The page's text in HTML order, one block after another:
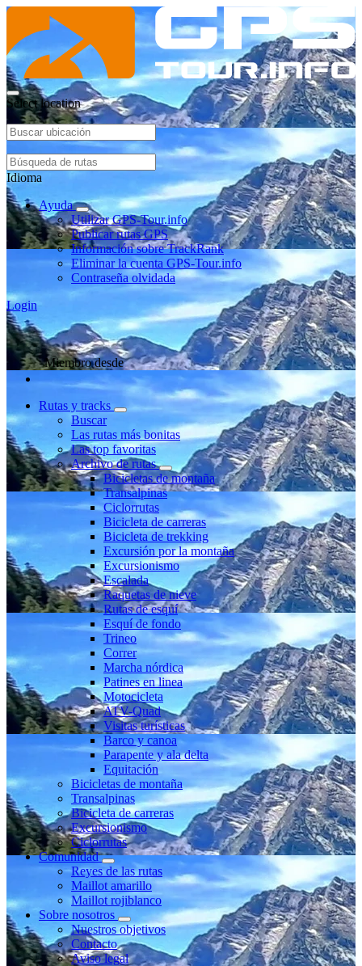
Select location
Idioma
Ayuda
Utilizar GPS-Tour.info
Publicar rutas GPS
Información sobre TrackRank
Eliminar la cuenta GPS-Tour.info
Contraseña olvidada
Login
Miembro desde
Rutas y tracks
Buscar
Las rutas más bonitas
Las top favoritas
Archivo de rutas
Bicicletas de montaña
Transalpinas
Ciclorrutas
Bicicleta de carreras
Bicicleta de trekking
Excursión por la montaña
Excursionismo
Escalada
Raquetas de nieve
Rutas de esquí
Esquí de fondo
Trineo
Correr
Marcha nórdica
Patines en linea
Motocicleta
ATV-Quad
Visitas turísticas
Barco y canoa
Parapente y ala delta
Equitación
Bicicletas de montaña
Transalpinas
Bicicleta de carreras
Excursionismo
Ciclorrutas
Comunidad
Reyes de las rutas
Maillot amarillo
Maillot rojiblanco
Sobre nosotros
Nuestros objetivos
Contacto
Aviso legal